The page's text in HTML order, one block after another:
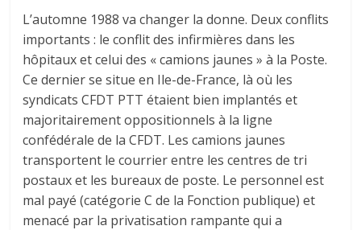
L’automne 1988 va changer la donne. Deux conflits
importants : le conflit des infirmières dans les
hôpitaux et celui des « camions jaunes » à la Poste.
Ce dernier se situe en Ile-de-France, là où les
syndicats CFDT PTT étaient bien implantés et
majoritairement oppositionnels à la ligne
confédérale de la CFDT. Les camions jaunes
transportent le courrier entre les centres de tri
postaux et les bureaux de poste. Le personnel est
mal payé (catégorie C de la Fonction publique) et
menacé par la privatisation rampante qui a